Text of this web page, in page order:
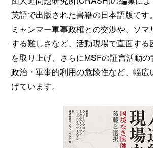
英語で出版された書籍の日本語版です
ミャンマー軍事政権との交渉や、ソ
する難しさなど、活動現場で直面する
を取り上げ、さらにMSFの証言活動
政治・軍事的利用の危険性など、幅広
げています。